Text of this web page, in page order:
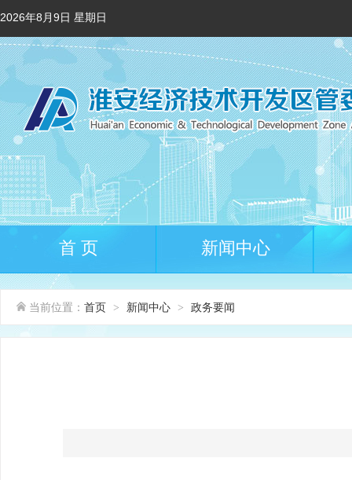
2026年8月9日 星期日
首 页 新闻中心
当前位置： 首页 > 新闻中心 > 政务要闻